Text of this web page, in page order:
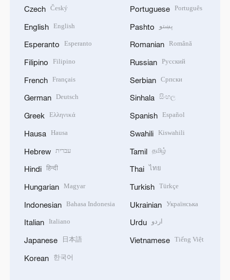
Czech Český
English English
Esperanto Esperanto
Filipino Filipino
French Français
German Deutsch
Greek Ελληνικά
Hausa Hausa
Hebrew עברית
Hindi हिन्दी
Hungarian Magyar
Indonesian Bahasa Indonesia
Italian Italiano
Japanese 日本語
Korean 한국어
Portuguese Português
Pashto پښتو
Romanian Română
Russian Русский
Serbian Српски
Sinhala සිංහල
Spanish Español
Swahili Kiswahili
Tamil தமிழ்
Thai ไทย
Turkish Türkçe
Ukrainian Українська
Urdu اردو
Vietnamese Tiếng Việt